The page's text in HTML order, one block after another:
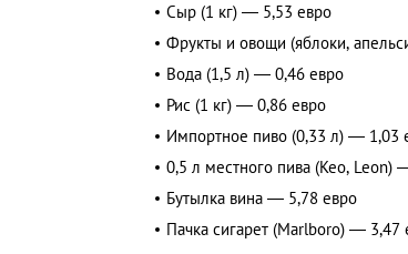
Сыр (1 кг) — 5,53 евро
Фрукты и овощи (яблоки,
Вода (1,5 л) — 0,46 евро
Рис (1 кг) — 0,86 евро
Импортное пиво (0,33 л) — 1,03
0,5 л местного пива (Keo, Leon)
Бутылка вина — 5,78 евро
Пачка сигарет (Marlboro) — 3,47